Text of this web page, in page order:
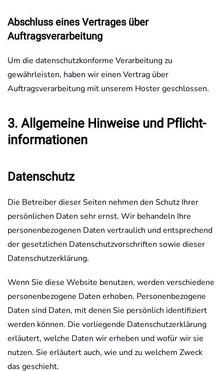
Abschluss eines Vertrages über
Auftragsverarbeitung
Um die datenschutzkonforme Verarbeitung zu
gewährleisten, haben wir einen Vertrag über
Auftragsverarbeitung mit unserem Hoster geschlossen.
3. Allgemeine Hinweise und Pflicht­
informationen
Datenschutz
Die Betreiber dieser Seiten nehmen den Schutz Ihrer
persönlichen Daten sehr ernst. Wir behandeln Ihre
personenbezogenen Daten vertraulich und entsprechend
der gesetzlichen Datenschutzvorschriften sowie dieser
Datenschutzerklärung.
Wenn Sie diese Website benutzen, werden verschiedene
personenbezogene Daten erhoben. Personenbezogene
Daten sind Daten, mit denen Sie persönlich identifiziert
werden können. Die vorliegende Datenschutzerklärung
erläutert, welche Daten wir erheben und wofür wir sie
nutzen. Sie erläutert auch, wie und zu welchem Zweck
das geschieht.